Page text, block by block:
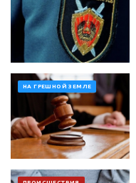
НА ГРЕШНОЙ ЗЕМЛЕ